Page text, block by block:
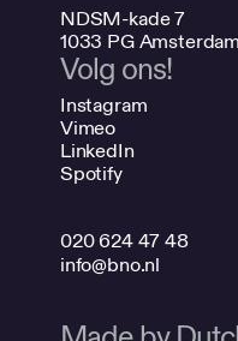
NDSM-kade 7
1033 PG Amsterdam
Volg ons!
Instagram
Vimeo
LinkedIn
Spotify
020 624 47 48
info@bno.nl